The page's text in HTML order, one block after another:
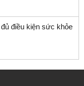
điều kiện sức khỏe